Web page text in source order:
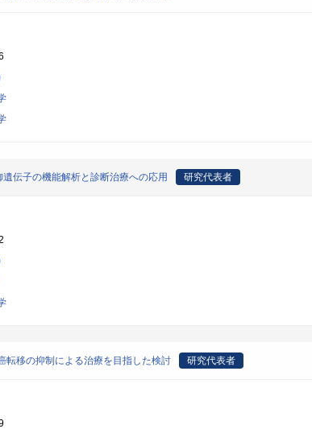
伝子の機能解析と診断治療への応用 研究代表者
転移の抑制による治療を目指した検討 研究代表者